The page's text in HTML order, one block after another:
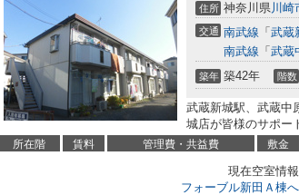
住所 神奈川県川崎
交通 南武線 「 武蔵
南武線 「 武蔵
築年 築42年 階数
武蔵新城駅、武蔵
城店が皆様のサポー
所在階 賃料 管理費・共益費 敷金
現在空室情
フォーブル新田Ａ棟